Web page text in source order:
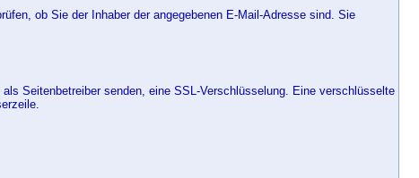
ob Sie der Inhaber der angegebenen E-Mail-Adresse sind. Sie
Seitenbetreiber senden, eine SSL-Verschlüsselung. Eine verschlüsselte